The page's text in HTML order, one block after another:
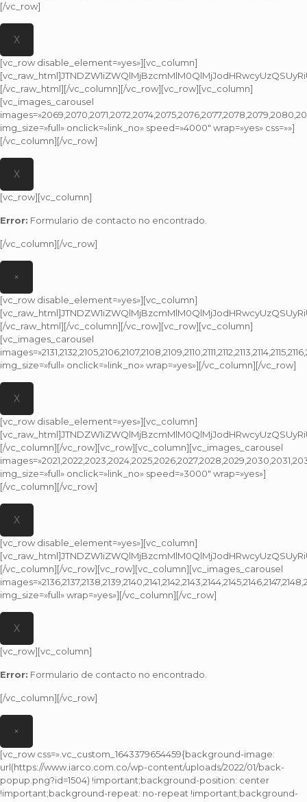
[/vc_row]
X
[vc_row disable_element=»yes»][vc_column]
[/vc_raw_html][/vc_column][/vc_row][vc_row][vc_column]
[vc_images_carousel
img_size=»full» onclick=»link_no» speed=»4000″ wrap=»yes» css=»»]
[/vc_column][/vc_row]
X
[vc_row][vc_column]
Error: Formulario de contacto no encontrado.
[/vc_column][/vc_row]
×
[vc_row disable_element=»yes»][vc_column]
[/vc_raw_html][/vc_column][/vc_row][vc_row][vc_column]
[vc_images_carousel
img_size=»full» onclick=»link_no» wrap=»yes»][/vc_column][/vc_row]
X
[vc_row disable_element=»yes»][vc_column]
[/vc_column][/vc_row][vc_row][vc_column][vc_images_carousel
img_size=»full» onclick=»link_no» speed=»3000″ wrap=»yes»]
[/vc_column][/vc_row]
X
[vc_row disable_element=»yes»][vc_column]
[/vc_column][/vc_row][vc_row][vc_column][vc_images_carousel
img_size=»full» wrap=»yes»][/vc_column][/vc_row]
X
[vc_row][vc_column]
Error: Formulario de contacto no encontrado.
[/vc_column][/vc_row]
×
[vc_row css=».vc_custom_1643379654459{background-image:
url(https://www.iarco.com.co/wp-content/uploads/2022/01/back-
popup.png?id=1504) !important;background-position: center
!important;background-repeat: no-repeat !important;background-